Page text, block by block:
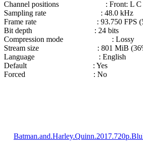
Channel positions : Front: L C R,
Sampling rate : 48.0 kHz
Frame rate : 93.750 FPS
Bit depth : 24 bits
Compression mode : Lossy
Stream size : 801 MiB
Language : English
Default : Yes
Forced : No‍